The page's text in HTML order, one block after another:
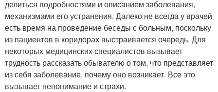
делиться подробностями и описанием заболевания,
механизмами его устранения. Далеко не всегда у врачей
есть время на проведение беседы с больным, поскольку
из пациентов в коридорах выстраивается очередь. Для
некоторых медицинских специалистов вызывает
трудность рассказать обывателю о том, что представляет
из себя заболевание, почему оно возникает. Все это
вызывает непонимание и страхи.